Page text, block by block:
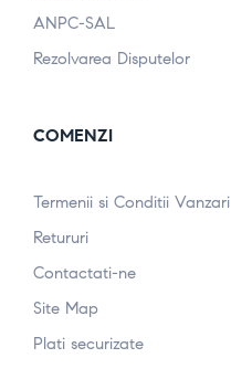
ANPC-SAL
Rezolvarea Disputelor
COMENZI
Termenii si Conditii Vanzari
Retururi
Contactati-ne
Site Map
Plati securizate